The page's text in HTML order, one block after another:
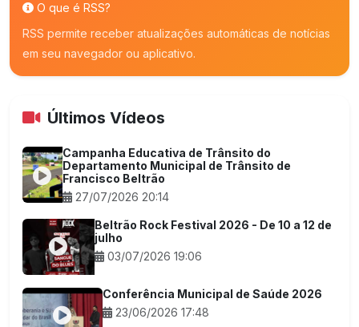
O que é RSS?
RSS permite receber atualizações automáticas de notícias
em seu navegador ou aplicativo.
Últimos Vídeos
Campanha Educativa de Trânsito do
Departamento Municipal de Trânsito de
Francisco Beltrão
27/07/2026 20:14
Beltrão Rock Festival 2026 - De 10 a 12 de
julho
03/07/2026 19:06
Conferência Municipal de Saúde 2026
23/06/2026 17:48